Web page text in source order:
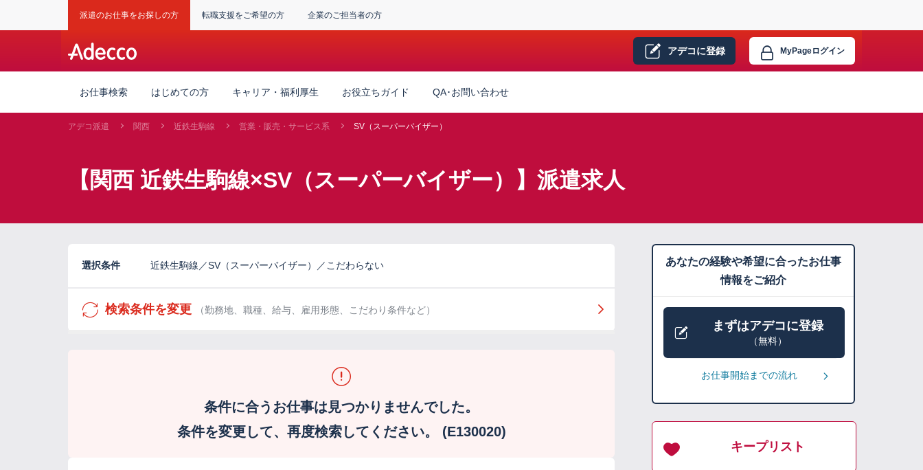
派遣のお仕事をお探しの方 転職支援をご希望の方 企業のご担当者の方
アデコに登録 MyPageログイン
お仕事検索 はじめての方 キャリア・福利厚生 お役立ちガイド QA･お問い合わせ
アデコ派遣 関西 近鉄生駒線 営業・販売・サービス系 SV（スーパーバイザー）
【関西 近鉄生駒線×SV（スーパーバイザー）】派遣求人
選択条件 近鉄生駒線／SV（スーパーバイザー）／こだわらない
検索条件を変更 （勤務地、職種、給与、雇用形態、こだわり条件など）
条件に合うお仕事は見つかりませんでした。
条件を変更して、再度検索してください。 (E130020)
あなたの経験や希望に合ったお仕事
情報をご紹介
まずはアデコに登録
（無料）
お仕事開始までの流れ
キープリスト